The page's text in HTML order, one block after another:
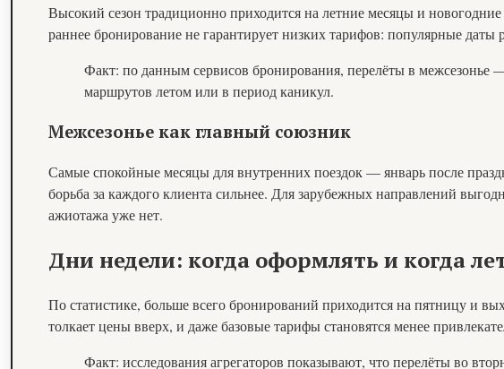
Высокий сезон традиционно приходится на летние месяцы и
раннее бронирование не гарантирует низких тарифов: популярные
Факт: по данным сервисов бронирования, перелёты в
маршрутов летом или в период каникул.
Межсезонье как главный союзник
Самые спокойные месяцы для внутренних поездок — январь после
борьба за каждого клиента сильнее. Для зарубежных направлений
ажиотажа уже нет.
Дни недели: когда оформлять и когда
По статистике, больше всего бронирований приходится на пятницу и
толкает цены вверх, и даже базовые тарифы становятся менее
Факт: исследования агрегаторов показывают, что перелёты во